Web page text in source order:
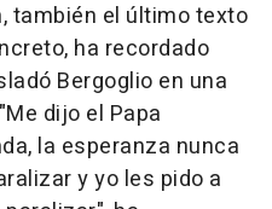
también el último texto
ha recordado
Bergoglio en una
dijo el Papa
la esperanza nunca
y yo les pido a